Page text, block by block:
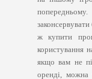
ж купити
користування
якщо вам не
оренді, можна